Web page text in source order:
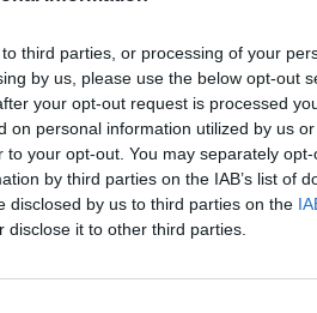
third parties, or processing of your
by us, please use the below opt-out
your opt-out request is processed
on personal information utilized by us
your opt-out. You may separately
by third parties on the IAB’s list of
disclosed by us to third parties on the
disclose it to other third parties.
Žinios | Gyvenimo būdas
Pristatyta nauja dizainerio W.
Gordono kolekcija: pasitelktos
ryškios spalvos ir klasikiniai
Žinios | Pasaulis